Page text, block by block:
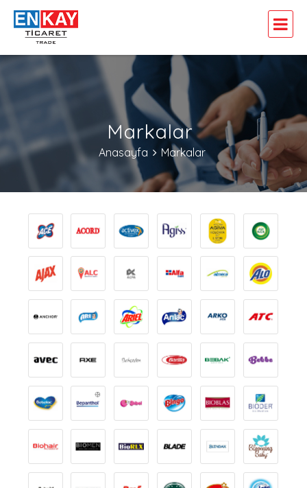
Markalar
Anasayfa Markalar